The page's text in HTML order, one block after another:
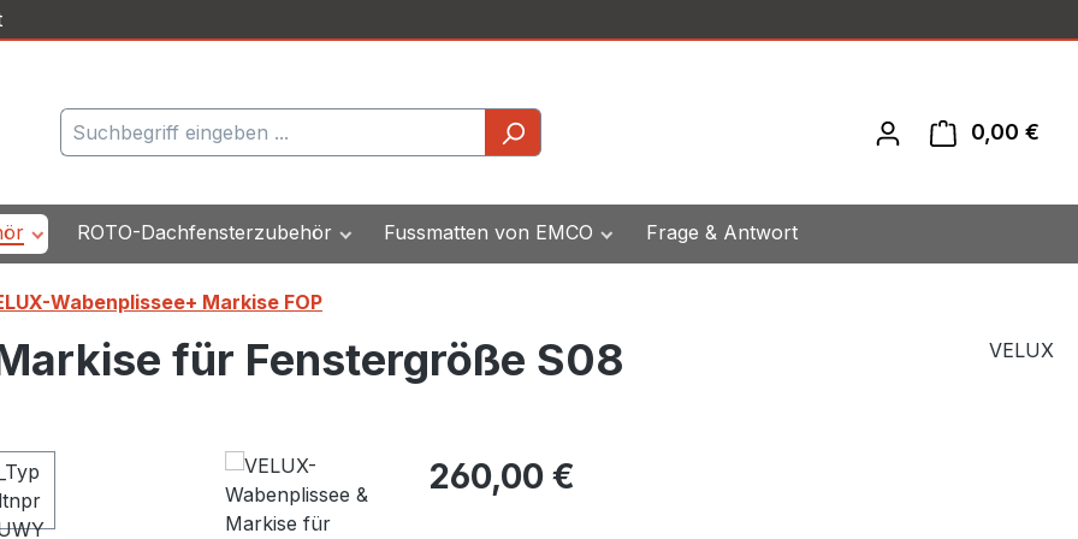
0,00 €
ROTO-Dachfensterzubehör Fussmatten von EMCO Frage & Antwort
Wabenplissee+ Markise FOP
für Fenstergröße S08 VELUX
Regulärer Preis:
260,00 €